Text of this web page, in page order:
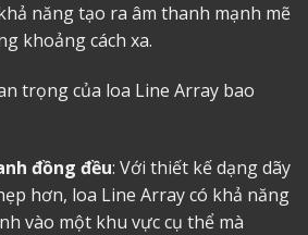
năng tạo ra âm thanh mạnh mẽ
khoảng cách xa.
trọng của loa Line Array bao
đồng đều: Với thiết kế dạng dãy
hơn, loa Line Array có khả năng
vào một khu vực cụ thể mà